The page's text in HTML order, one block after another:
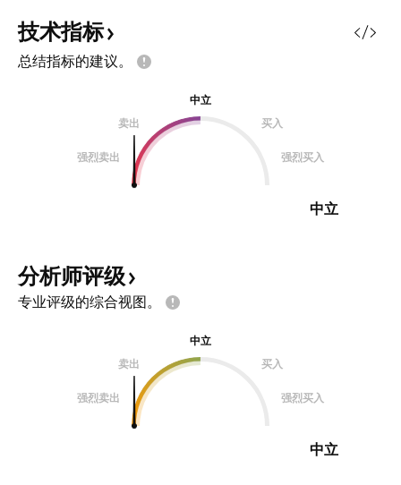
技术指标
总结指标的建议。
中立
卖出
买入
强烈卖出 强烈买入
中立
分析师评级
专业评级的综合视图。
中立
卖出
买入
强烈卖出 强烈买入
中立